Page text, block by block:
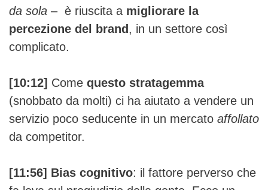
da sola – è riuscita a migliorare la
percezione del brand, in un settore così
complicato.
[10:12] Come questo stratagemma
(snobbato da molti) ci ha aiutato a vendere un
servizio poco seducente in un mercato affollato
da competitor.
[11:56] Bias cognitivo: il fattore perverso che